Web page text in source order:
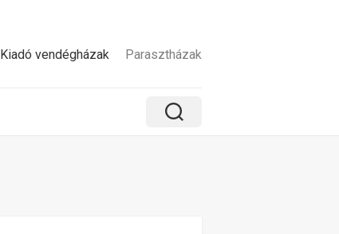
Kiadó vendégházak Parasztházak